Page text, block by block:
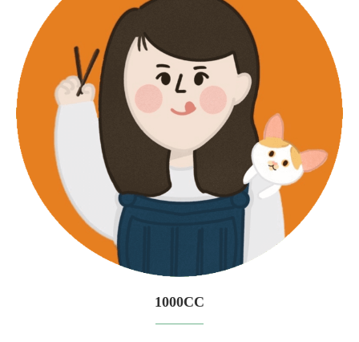
1000CC